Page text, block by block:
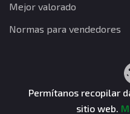
Mejor valorado
Normas para vendedores
Términos
CuentasGO © 2026.
Permítanos recopilar
sitio web.